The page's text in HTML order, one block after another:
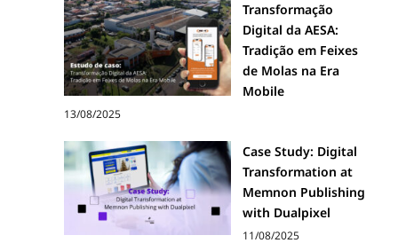
Transformação
Digital da AESA:
Tradição em Feixes
de Molas na Era
Mobile
13/08/2025
Case Study: Digital
Transformation at
Memnon Publishing
with Dualpixel
11/08/2025